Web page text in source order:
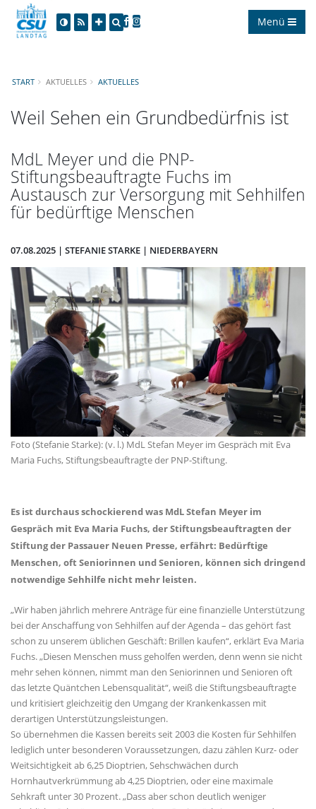
Menü
START AKTUELLES AKTUELLES
Weil Sehen ein Grundbedürfnis ist
MdL Meyer und die PNP-
Stiftungsbeauftragte Fuchs im
Austausch zur Versorgung mit Sehhilfen
für bedürftige Menschen
07.08.2025 | STEFANIE STARKE | NIEDERBAYERN
Foto (Stefanie Starke): (v. l.) MdL Stefan Meyer im Gespräch mit Eva
Maria Fuchs, Stiftungsbeauftragte der PNP-Stiftung.
Es ist durchaus schockierend was MdL Stefan Meyer im
Gespräch mit Eva Maria Fuchs, der Stiftungsbeauftragten der
Stiftung der Passauer Neuen Presse, erfährt: Bedürftige
Menschen, oft Seniorinnen und Senioren, können sich dringend
notwendige Sehhilfe nicht mehr leisten.
Wir haben jährlich mehrere Anträge für eine finanzielle Unterstützung
bei der Anschaffung von Sehhilfen auf der Agenda – das gehört fast
schon zu unserem üblichen Geschäft: Brillen kaufen“, erklärt Eva Maria
Fuchs. „Diesen Menschen muss geholfen werden, denn wenn sie nicht
mehr sehen können, nimmt man den Seniorinnen und Senioren oft
das letzte Quäntchen Lebensqualität“, weiß die Stiftungsbeauftragte
und kritisiert gleichzeitig den Umgang der Krankenkassen mit
derartigen Unterstützungsleistungen.
So übernehmen die Kassen bereits seit 2003 die Kosten für Sehhilfen
lediglich unter besonderen Voraussetzungen, dazu zählen Kurz- oder
Weitsichtigkeit ab 6,25 Dioptrien, Sehschwächen durch
Hornhautverkrümmung ab 4,25 Dioptrien, oder eine maximale
Sehkraft unter 30 Prozent. „Dass aber schon deutlich weniger